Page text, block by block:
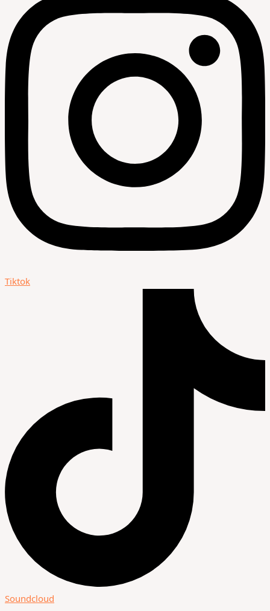
Tiktok
Soundcloud